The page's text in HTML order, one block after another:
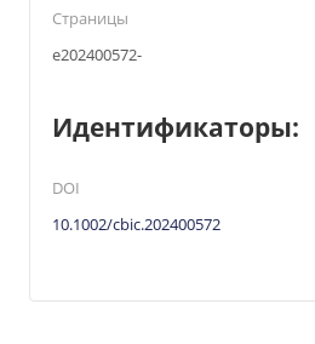
Страницы
e202400572-
Идентификаторы:
DOI
10.1002/cbic.202400572